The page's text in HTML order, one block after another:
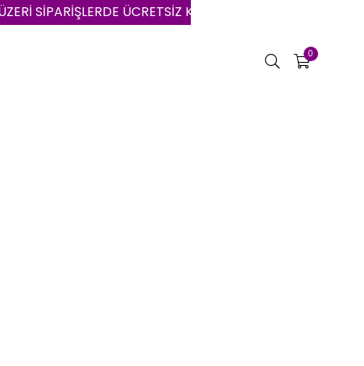
SİPARİŞLERDE ÜCRETSİZ KARGO | VADE FARKSIZ 3 AYA
0